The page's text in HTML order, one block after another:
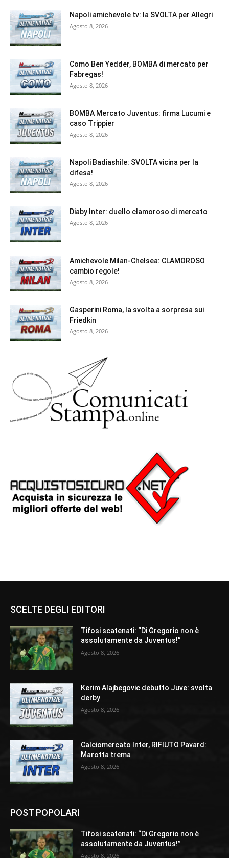
Napoli amichevole tv: la SVOLTA per Allegri
Agosto 8, 2026
Como Ben Yedder, BOMBA di mercato per
Fabregas!
Agosto 8, 2026
BOMBA Mercato Juventus: firma Lucumi e
caso Trippier
Agosto 8, 2026
Napoli Badiashile: SVOLTA vicina per la
difesa!
Agosto 8, 2026
Diaby Inter: duello clamoroso di mercato
Agosto 8, 2026
Amichevole Milan-Chelsea: CLAMOROSO
cambio regole!
Agosto 8, 2026
Gasperini Roma, la svolta a sorpresa sui
Friedkin
Agosto 8, 2026
SCELTE DEGLI EDITORI
Tifosi scatenati: “Di Gregorio non è
assolutamente da Juventus!”
Agosto 8, 2026
Kerim Alajbegovic debutto Juve: svolta
derby
Agosto 8, 2026
Calciomercato Inter, RIFIUTO Pavard:
Marotta trema
Agosto 8, 2026
POST POPOLARI
Tifosi scatenati: “Di Gregorio non è
assolutamente da Juventus!”
Agosto 8, 2026